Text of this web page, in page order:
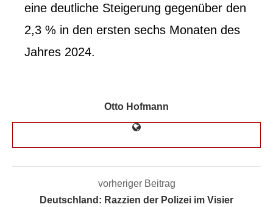
eine deutliche Steigerung gegenüber den
2,3 % in den ersten sechs Monaten des
Jahres 2024.
Otto Hofmann
vorheriger Beitrag
Deutschland: Razzien der Polizei im Visier